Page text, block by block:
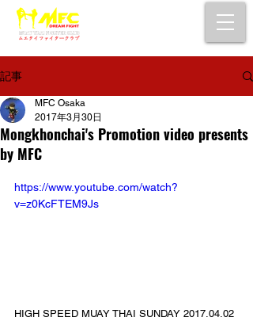
記事
Mongkhonchai's Promotion video presents
by MFC
MFC Osaka
2017年3月30日
https://www.youtube.com/watch?
v=z0KcFTEM9Js
HIGH SPEED MUAY THAI SUNDAY 2017.04.02